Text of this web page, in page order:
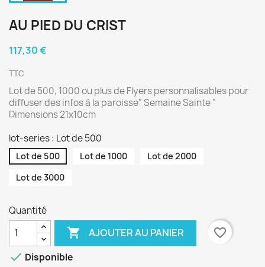
AU PIED DU CRIST
117,30 €
TTC
Lot de 500, 1000 ou plus de Flyers personnalisables pour
diffuser des infos à la paroisse" Semaine Sainte "
Dimensions 21x10cm
lot-series : Lot de 500
Lot de 500 Lot de 1000
Lot de 2000
Lot de 3000
Quantité
 AJOUTER AU PANIER
favorite_border
 Disponible